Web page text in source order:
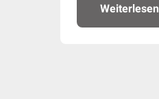
Weiterlesen